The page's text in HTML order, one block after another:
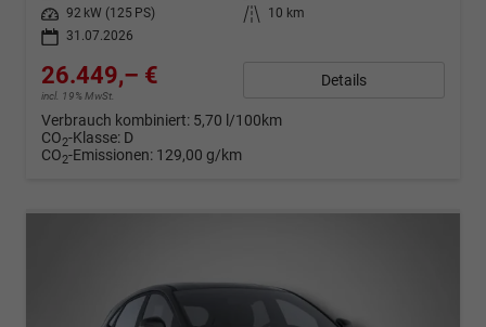
Leistung
92 kW (125 PS) Kilometerstand
10 km
31.07.2026
26.449,– €
incl. 19% MwSt.
Details
Verbrauch kombiniert: 5,70 l/100km
CO2-Klasse: D
CO2-Emissionen: 129,00 g/km